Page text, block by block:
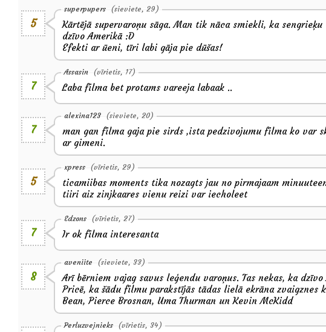
5
superpupers (sieviete, 29)
Kārtējā supervaroņu sāga. Man tik nāca smiekli, ka
dzīvo Amerikā :D
Efekti ar ūeni, tīri labi gāja pie dūšas!
7
Assasin (vīrietis, 17)
Laba filma bet protams vareeja labaak ..
7
alexina123 (sieviete, 20)
man gan filma gaja pie sirds ,ista pedzivojumu filma ko var
ar gimeni.
5
xpress (vīrietis, 29)
ticamiibas moments tika nozagts jau no pirmajaam
tiiri aiz zinjkaares vienu reizi var iecholeet
7
Edzons (vīrietis, 27)
Ir ok filma interesanta
8
aveniite (sieviete, 33)
Arī bērniem vajag savus leģendu varoņus. Tas nekas, ka dzīvo
Pricē, ka šādu filmu parakstījās tādas lielā ekrāna zvaigznes
Bean, Pierce Brosnan, Uma Thurman un Kevin McKidd
Perluzvejnieks (vīrietis, 34)